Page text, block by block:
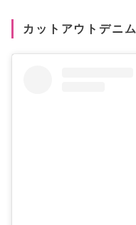
カットアウトデニム